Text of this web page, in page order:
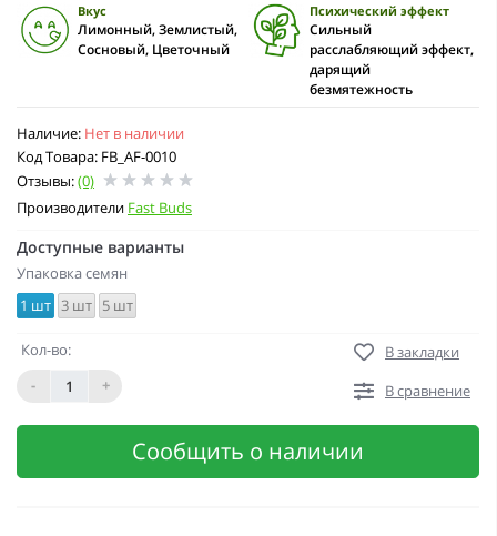
Наличие: Нет в наличии
Код Товара: FB_AF-0010
Отзывы:(0)
Производители Fast Buds
Вкус
Лимонный, Землистый,
Сосновый, Цветочный
Психический эффект
Сильный
расслабляющий эффект,
дарящий
безмятежность
Доступные варианты
Упаковка семян
1 шт 3 шт 5 шт
Кол-во:
-
+
В закладки
В сравнение
Сообщить о наличии